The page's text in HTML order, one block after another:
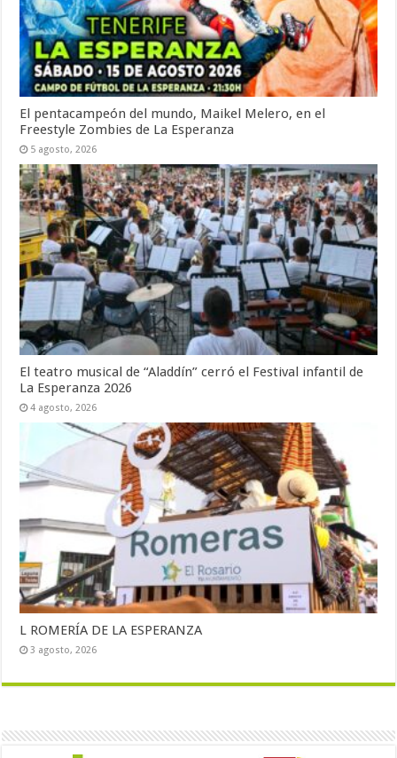
El pentacampeón del mundo, Maikel Melero, en el
Freestyle Zombies de La Esperanza
5 agosto, 2026
El teatro musical de “Aladdín” cerró el Festival infantil de
La Esperanza 2026
4 agosto, 2026
L ROMERÍA DE LA ESPERANZA
3 agosto, 2026